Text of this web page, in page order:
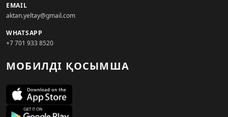
EMAIL
aktan.yeltay@gmail.com
WHATSAPP
+7 701 933 8520
МОБИЛДІ ҚОСЫМША